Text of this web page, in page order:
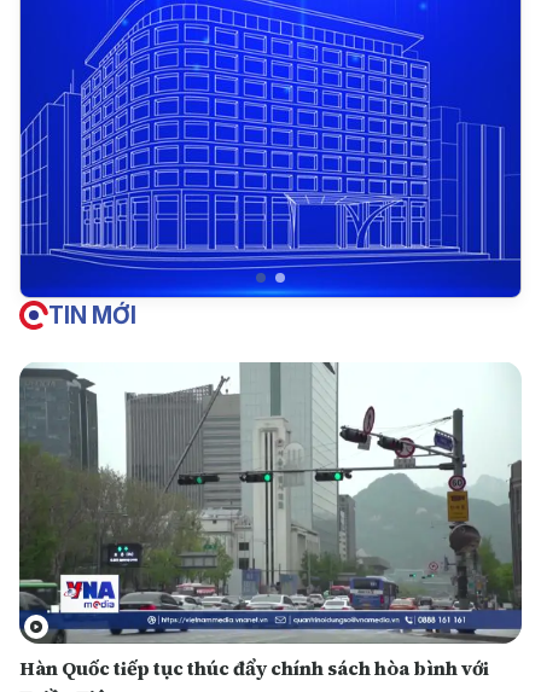
TIN MỚI
Hàn Quốc tiếp tục thúc đẩy chính sách hòa bình với